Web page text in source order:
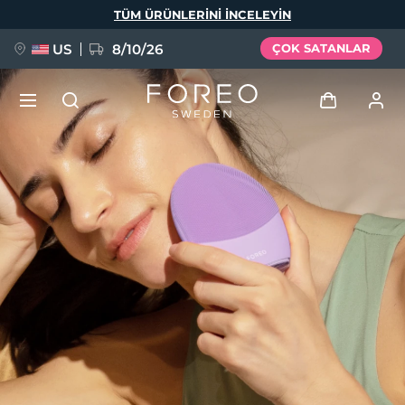
TÜM ÜRÜNLERINI INCELEYIN
US 8/10/26 ÇOK SATANLAR
Kullanici profi̇li̇
Cihazlarım
Siparişlerim
Adresim
Aboneliklerim
YENİ
FAQ™ Pure Beauty-Tech Elixir
BREAKING NEWS
issa™ Teeth Whitening Set
Dil Seçimi
English Deutsch
Español
Français
Italiano
Português
Svenska
Русский
Türkçe
简体中文 繁體中文